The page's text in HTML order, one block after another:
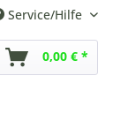
Service/Hilfe
0,00 € *